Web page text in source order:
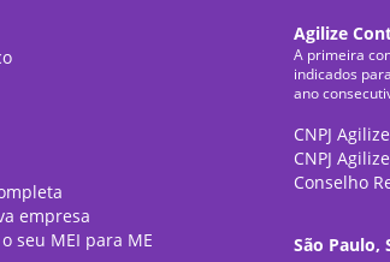
empresa
seu MEI para ME
Agilize
A primeira
indicados
ano
CNPJ
CNPJ
Conselho
São Paulo,